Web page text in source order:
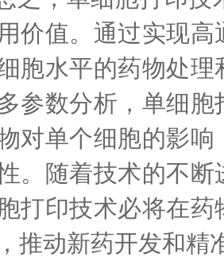
价值。通过实现
胞水平的药物处
参数分析，单细
对单个细胞的影
。随着技术的不
打印技术必将在
推动新药开发和精